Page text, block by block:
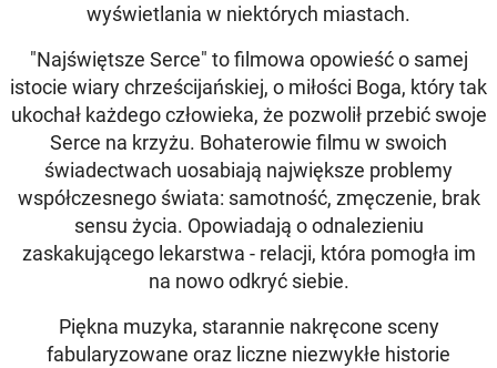
wyświetlania w niektórych miastach.
"Najświętsze Serce" to filmowa opowieść o samej
istocie wiary chrześcijańskiej, o miłości Boga, który tak
ukochał każdego człowieka, że pozwolił przebić swoje
Serce na krzyżu. Bohaterowie filmu w swoich
świadectwach uosabiają największe problemy
współczesnego świata: samotność, zmęczenie, brak
sensu życia. Opowiadają o odnalezieniu
zaskakującego lekarstwa - relacji, która pomogła im
na nowo odkryć siebie.
Piękna muzyka, starannie nakręcone sceny
fabularyzowane oraz liczne niezwykłe historie